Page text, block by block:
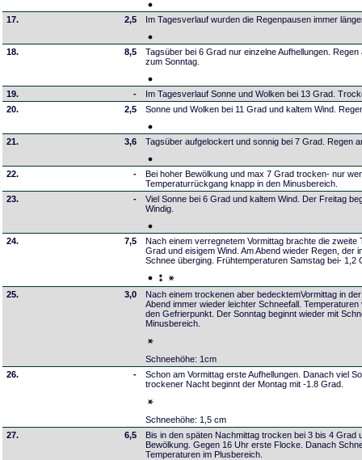
17. 2,5 Im Tagesverlauf wurden die Regenpausen immer
18. 8,5
Tagsüber bei 6 Grad nur einzelne Aufhellungen.
zum Sonntag.
19. -
Im Tagesverlauf Sonne und Wolken bei 13 Grad.
20.
2,5 Sonne und Wolken bei 11 Grad und kaltem Wind.
21. 3,6 Tagsüber aufgelockert und sonnig bei 7 Grad. Regen
22. -
Bei hoher Bewölkung und max 7 Grad trocken- nur
Temperaturrückgang knapp in den Minusbereich.
23.
-
Viel Sonne bei 6 Grad und kaltem Wind. Der Freitag
Windig.
24. 7,5
Nach einem verregnetem Vormittag brachte die zweite
Grad und eisigem Wind. Am Abend wieder Regen, der
Schnee überging. Frühtemperaturen Samstag bei- 1,2
25. 3,0
Nach einem trockenen aber bedecktemVormittag in
Abend immer wieder leichter Schneefall.
den Gefrierpunkt. Der Sonntag beginnt wieder mit
Minusbereich.
Schneehöhe: 1cm
26.
-
Schon am Vormittag erste Aufhellungen. Danach viel
trockener Nacht beginnt der Montag mit -1.8 Grad.
Schneehöhe: 1,5 cm
27.
6,5
Bis in den späten Nachmittag trocken bei 3 bis 4 Grad
Bewölkung. Gegen 16 Uhr erste Flocke. Danach
Temperaturen im Plusbereich.